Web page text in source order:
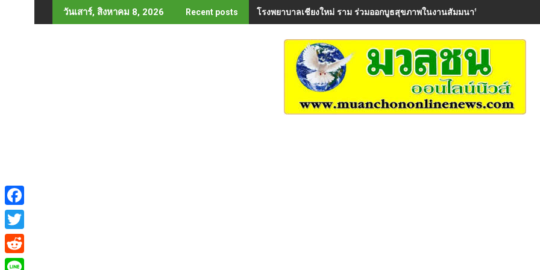
to
วันเสาร์, สิงหาคม 8, 2026 Recent posts โรงพยาบาลเชียงใหม่ ราม ร่วมออกบูธสุขภาพในงานสัมมนาวิชาการ AIA
F
a
c
T
w
R